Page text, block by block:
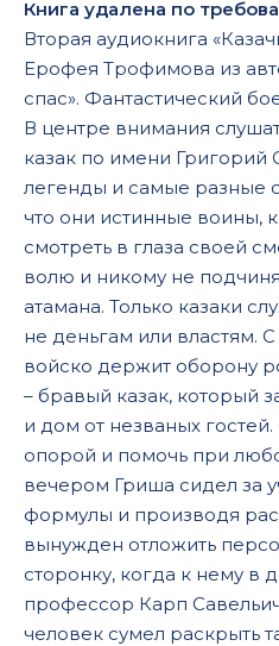
Книга удалена по
Вторая аудиокнига
Ерофея Трофимова из
спас». Фантастический
В центре внимания
казак по имени Григорий
легенды и самые разные
что они истинные воины,
смотреть в глаза своей
волю и никому не
атамана. Только казаки
не деньгам или властям.
войско держит оборону
– бравый казак, который
и дом от незваных гостей.
опорой и помочь при
вечером Гриша сидел за
формулы и производя
вынужден отложить
сторонку, когда к нему в
профессор Карп
человек сумел раскрыть